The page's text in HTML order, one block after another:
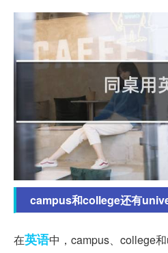
campus和college还有
在英语中，campus、college